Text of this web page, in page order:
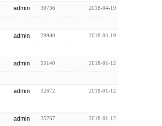
admin 30736 2018-04-19
admin 29980 2018-04-19
admin 53140 2018-01-12
admin 32672 2018-01-12
admin 35767 2018-01-12